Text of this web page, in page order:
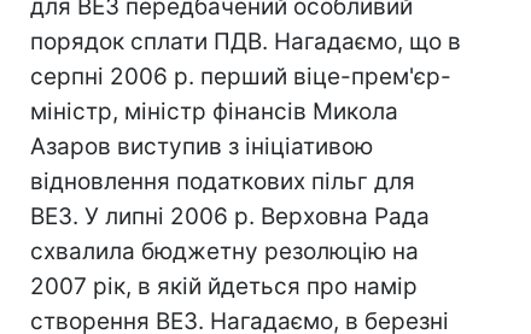
для ВЕЗ передбачений особливий
порядок сплати ПДВ. Нагадаємо, що в
серпні 2006 р. перший віце-прем'єр-
міністр, міністр фінансів Микола
Азаров виступив з ініціативою
відновлення податкових пільг для
ВЕЗ. У липні 2006 р. Верховна Рада
схвалила бюджетну резолюцію на
2007 рік, в якій йдеться про намір
створення ВЕЗ. Нагадаємо, в березні